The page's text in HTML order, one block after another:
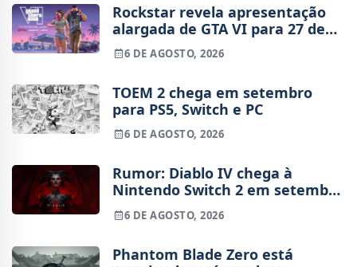
Rockstar revela apresentação
alargada de GTA VI para 27 de
agosto
6 DE AGOSTO, 2026
TOEM 2 chega em setembro
para PS5, Switch e PC
6 DE AGOSTO, 2026
Rumor: Diablo IV chega à
Nintendo Switch 2 em setembro
e vai custar o preço de um jogo
novo
6 DE AGOSTO, 2026
Phantom Blade Zero está